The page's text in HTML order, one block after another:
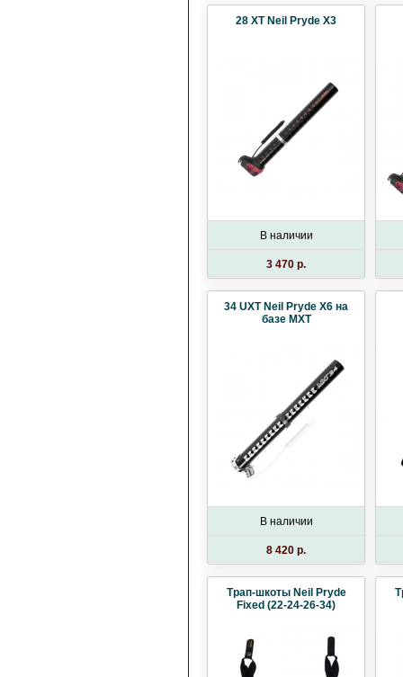
28 XT Neil Pryde X3
В наличии
3 470 p.
34 UXT Neil Pryde X6 на
базе MXT
В наличии
8 420 p.
Трап-шкоты Neil Pryde
Fixed (22-24-26-34)